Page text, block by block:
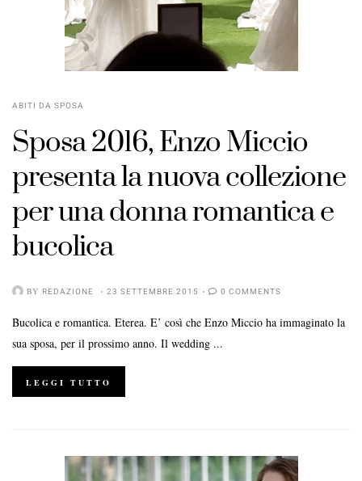
ABITI DA SPOSA
Sposa 2016, Enzo Miccio
presenta lanuova collezione
per unadonna romantica e
bucolica
BY REDAZIONE 23 SETTEMBRE 2015 0 COMMENTS
Bucolica e romantica. Eterea. E’ così che Enzo Miccio ha immaginato la
sua sposa, per il prossimo anno. Il wedding ...
LEGGI TUTTO